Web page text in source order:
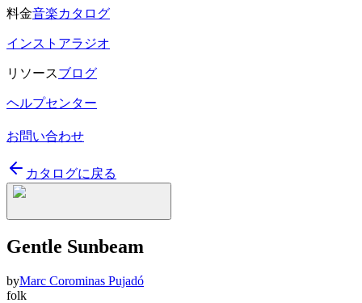
料金音楽カタログ
インストアラジオ
リソースブログ
ヘルプセンター
お問い合わせ
カタログに戻る
Gentle Sunbeam
byMarc Corominas Pujadó
folk